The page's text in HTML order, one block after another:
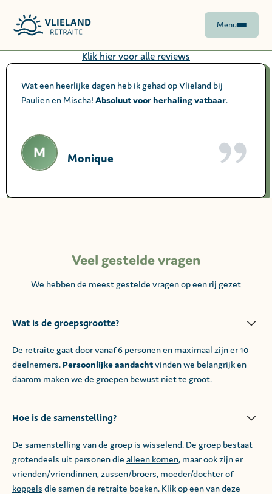
Menu
Klik hier voor alle reviews
Wat een heerlijke dagen heb ik gehad op Vlieland bij
Paulien en Mischa! Absoluut voor herhaling vatbaar.
Monique
Veel gestelde vragen
We hebben de meest gestelde vragen op een rij gezet
Wat is de groepsgrootte?
De retraite gaat door vanaf 6 personen en maximaal zijn er 10
deelnemers. Persoonlijke aandachtvinden we belangrijk en
daarom maken we de groepen bewust niet te groot.
Hoe is de samenstelling?
De samenstelling van de groep is wisselend. De groep bestaat
grotendeels uit personen die alleen komen, maar ook zijn er
vrienden/vriendinnen, zussen/broers, moeder/dochter of
koppels die samen de retraite boeken. Klik op een van deze